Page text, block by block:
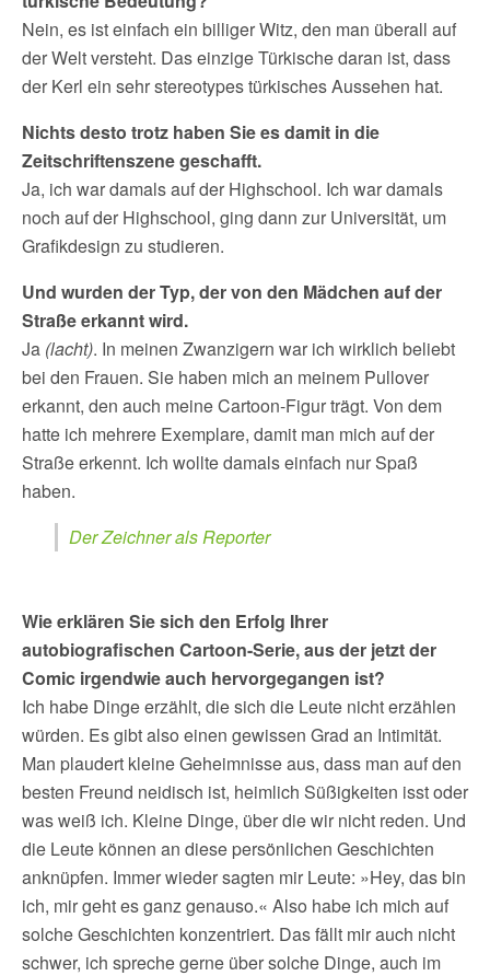
Nein, es ist einfach ein billiger Witz, den man überall auf
der Welt versteht. Das einzige Türkische daran ist, dass
der Kerl ein sehr stereotypes türkisches Aussehen hat.
Nichts desto trotz haben Sie es damit in die
Zeitschriftenszene geschafft.
Ja, ich war damals auf der Highschool. Ich war damals
noch auf der Highschool, ging dann zur Universität, um
Grafikdesign zu studieren.
Und wurden der Typ, der von den Mädchen auf der
Straße erkannt wird.
Ja (lacht). In meinen Zwanzigern war ich wirklich beliebt
bei den Frauen. Sie haben mich an meinem Pullover
erkannt, den auch meine Cartoon-Figur trägt. Von dem
hatte ich mehrere Exemplare, damit man mich auf der
Straße erkennt. Ich wollte damals einfach nur Spaß
haben.
Der Zeichner als Reporter
Wie erklären Sie sich den Erfolg Ihrer
autobiografischen Cartoon-Serie, aus der jetzt der
Comic irgendwie auch hervorgegangen ist?
Ich habe Dinge erzählt, die sich die Leute nicht erzählen
würden. Es gibt also einen gewissen Grad an Intimität.
Man plaudert kleine Geheimnisse aus, dass man auf den
besten Freund neidisch ist, heimlich Süßigkeiten isst oder
was weiß ich. Kleine Dinge, über die wir nicht reden. Und
die Leute können an diese persönlichen Geschichten
anknüpfen. Immer wieder sagten mir Leute: »Hey, das bin
ich, mir geht es ganz genauso.« Also habe ich mich auf
solche Geschichten konzentriert. Das fällt mir auch nicht
schwer, ich spreche gerne über solche Dinge, auch im